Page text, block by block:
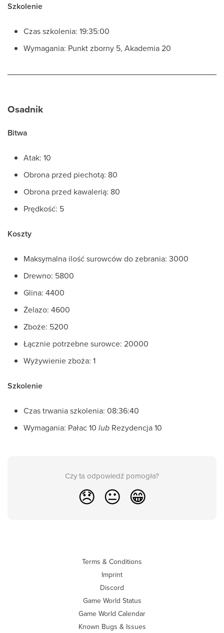
Szkolenie
Czas szkolenia: 19:35:00
Wymagania: Punkt zborny 5, Akademia 20
Osadnik
Bitwa
Atak: 10
Obrona przed piechotą: 80
Obrona przed kawalerią: 80
Prędkość: 5
Koszty
Maksymalna ilość surowców do zebrania: 3000
Drewno: 5800
Glina: 4400
Żelazo: 4600
Zboże: 5200
Łącznie potrzebne surowce: 20000
Wyżywienie zboża: 1
Szkolenie
Czas trwania szkolenia: 08:36:40
Wymagania: Pałac 10 lub Rezydencja 10
Czy ta odpowiedź pomogła?
😞 😐 😁
Terms & Conditions
Imprint
Discord
Game World Status
Game World Calendar
Known Bugs & Issues